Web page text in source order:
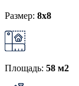
Размер: 8х8
Площадь: 58 м2